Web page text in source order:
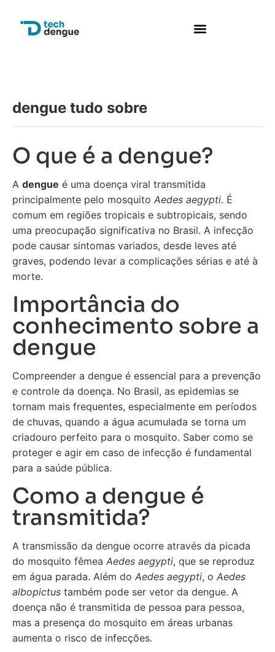
dengue tudo sobre
O que é a dengue?
A dengue é uma doença viral transmitida
principalmente pelo mosquito Aedes aegypti. É
comum em regiões tropicais e subtropicais, sendo
uma preocupação significativa no Brasil. A infecção
pode causar sintomas variados, desde leves até
graves, podendo levar a complicações sérias e até à
morte.
Importância do
conhecimento sobre a
dengue
Compreender a dengue é essencial para a prevenção
e controle da doença. No Brasil, as epidemias se
tornam mais frequentes, especialmente em períodos
de chuvas, quando a água acumulada se torna um
criadouro perfeito para o mosquito. Saber como se
proteger e agir em caso de infecção é fundamental
para a saúde pública.
Como a dengue é
transmitida?
A transmissão da dengue ocorre através da picada
do mosquito fêmea Aedes aegypti, que se reproduz
em água parada. Além do Aedes aegypti, o Aedes
albopictus também pode ser vetor da dengue. A
doença não é transmitida de pessoa para pessoa,
mas a presença do mosquito em áreas urbanas
aumenta o risco de infecções.